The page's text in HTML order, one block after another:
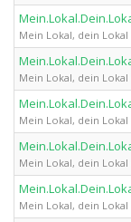
Mein Lokal, dein Lokal
Mein Lokal, dein Lokal
Mein Lokal, dein Lokal
Mein Lokal, dein Lokal
Mein Lokal, dein Lokal